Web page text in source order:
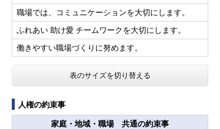
職場では、コミュニケーションを大切にします。
ふれあい 助け愛 チームワークを大切にします。
働きやすい職場づくりに努めます。
表のサイズを切り替える
人権の約束事
家庭・地域・職場 共通の約束事